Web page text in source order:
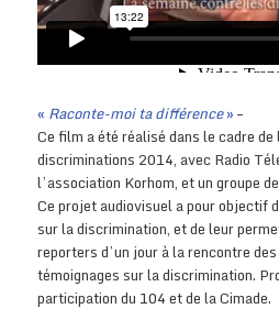
« Raconte-moi ta différence»–
Ce film a été réalisé dans le cadre
discriminations 2014, avec Radio
l’association Korhom, et un groupe
Ce projet audiovisuel a pour objectif
sur la discrimination, et de leur
reporters d’un jour à la rencontre
témoignages sur la discrimination.
participation du 104 et de la Cimade.